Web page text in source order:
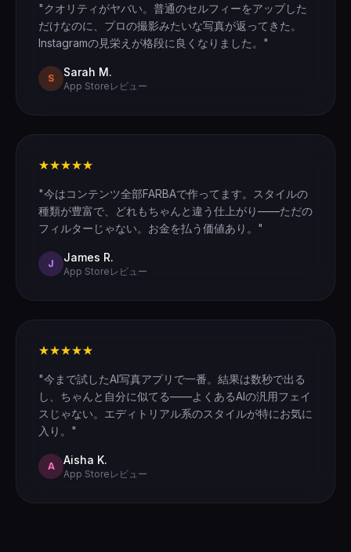
"クオリティがヤバい。普通のセルフィーをアップした
だけなのに、プロの撮影みたいな写真が返ってきた。
Instagramの見栄えが格段に良くなりました。"
S Sarah M.
App Storeレビュー
★★★★★
"今はコンテンツ全部FARBAで作ってます。スタイルの
種類が豊富で、どれもちゃんと違う仕上がり——ただの
フィルターじゃない。お金を払う価値あり。"
J James R.
App Storeレビュー
★★★★★
"今まで試したAI写真アプリで一番。結果は数秒で出る
し、ちゃんと自分に似てる——よくあるAIの汎用フェイ
スじゃない。エディトリアル系のスタイルが特にお気に
入り。"
A Aisha K.
App Storeレビュー